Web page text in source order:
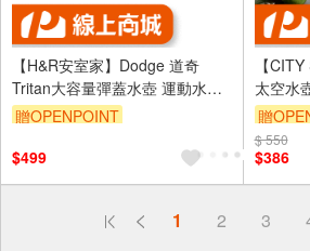
【H&R安室家】Dodge 道奇
Tritan大容量彈蓋水壺 運動水壺
2000ml(H31)
贈OPENPOINT
$499
【
太空水
贈
$ 550
$386
1 2 3
詐騙網頁！請小心！